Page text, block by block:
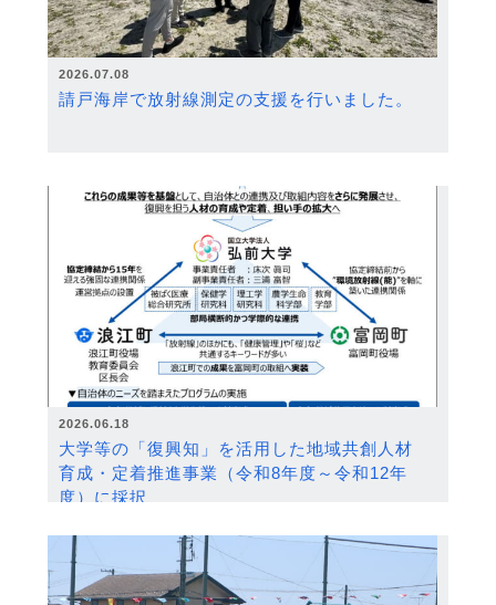
2026.07.08
請戸海岸で放射線測定の支援を行いました。
2026.06.18
大学等の「復興知」を活用した地域共創人材
育成・定着推進事業（令和8年度～令和12年
度）に採択